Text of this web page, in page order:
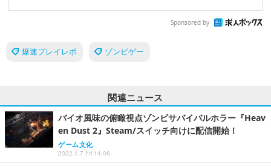
Sponsored by
爆速プレイレポ ゾンビゲー
関連ニュース
バイオ風味の俯瞰視点ゾンビサバイバルホラー『Heav
en Dust 2』Steam/スイッチ向けに配信開始！
ゲーム文化
2022.1.7 Fri 14:06